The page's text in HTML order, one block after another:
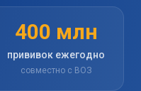
400 млн
прививок ежегодно
совместно с ВОЗ